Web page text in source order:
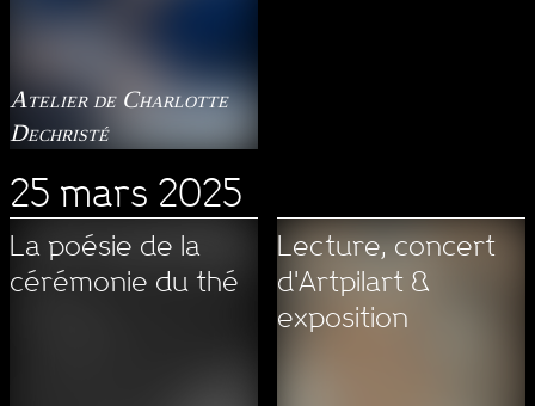
Atelier de Charlotte
Dechristé
25 mars 2025
La poésie de la
cérémonie du thé
Lecture, concert
d'Artpilart &
exposition